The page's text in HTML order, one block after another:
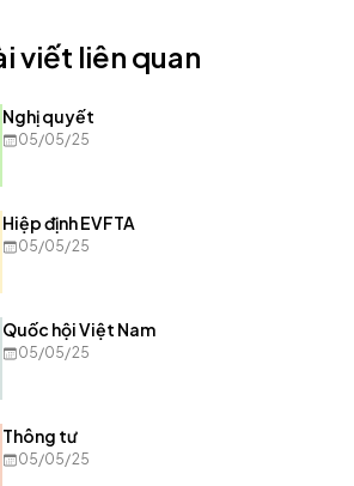
viết liên quan
Nghị quyết
05/05/25
Hiệp định EVFTA
05/05/25
Quốc hội Việt Nam
05/05/25
Thông tư
05/05/25